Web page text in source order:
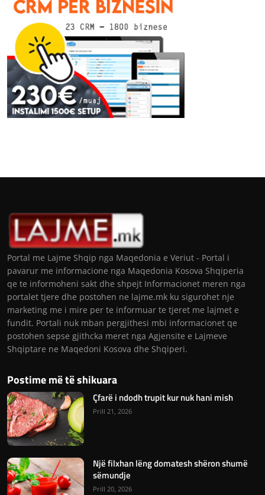
Portal me Lajme Shqip nga Maqedonia e Veriut - Portal i
pavarur me informacione nga Maqedonia Kosova Shqiperia
qe te informoheni sakt dhe shpejt Informacionet meren nga
portalet tjere dhe postohen ne lajme.mk ku sigurohet nje
marketing me i mire per te informuar te tjeret me lajmet e
fundit. Portali nuk mban pergjithesi mbi informacionet qe
postohen sepse gjithcka meret nga Agjensite e Lajmeve
Shqiptare ne Maqedoni Kosova dhe Shqiperi.
Postime më të shikuara
Çfarë i ndodh trupit kur nuk hani mish
Prill 21, 2026
Një filxhan lëng domatesh shëron shumë
sëmundje
Prill 20, 2026